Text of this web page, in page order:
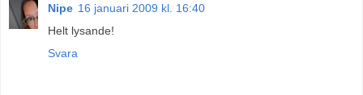
Nipe 16 januari 2009 kl. 16:40
Helt lysande!
Svara